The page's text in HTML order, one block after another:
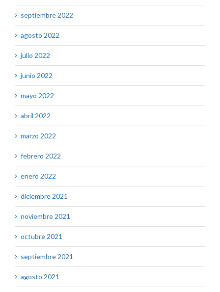
septiembre 2022
agosto 2022
julio 2022
junio 2022
mayo 2022
abril 2022
marzo 2022
febrero 2022
enero 2022
diciembre 2021
noviembre 2021
octubre 2021
septiembre 2021
agosto 2021